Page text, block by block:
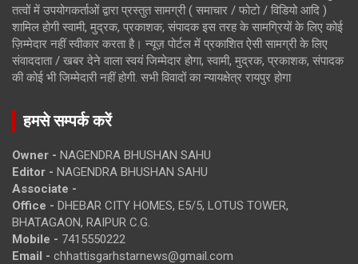
तत्वों में उपयोगकर्ताओं द्वारा प्रस्तुत सामग्री ( समाचार / फोटो / विडियो आदि )
शामिल होगी स्वामी, मुद्रक, प्रकाशक, संपादक इस तरह के सामग्रियों के लिए कोई
ज़िम्मेदार नहीं स्वीकार करता है। न्यूज़ पोर्टल में प्रकाशित ऐसी सामग्री के लिए
संवाददाता / खबर देने वाला स्वयं जिम्मेदार होगा, स्वामी, मुद्रक, प्रकाशक, संपादक
की कोई भी जिम्मेदारी नहीं होगी. सभी विवादों का न्यायक्षेत्र रायपुर होगा
हमसे सम्पर्क करें
Owner - NAGENDRA BHUSHAN SAHU
Editor - NAGENDRA BHUSHAN SAHU
Associate -
Office - DHEBAR CITY HOMES, E5/5, LOTUS TOWER,
BHATAGAON, RAIPUR C.G.
Mobile - 7415550222
Email - chhattisgarhstarnews@gmail.com